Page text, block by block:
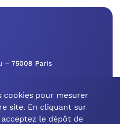
– 75008 Paris
cookies pour mesurer
site. En cliquant sur
acceptez le dépôt de